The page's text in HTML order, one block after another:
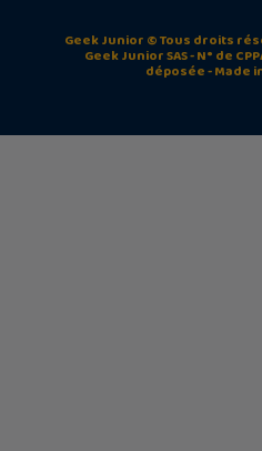
Geek Junior © Tous droits
Geek Junior SAS - N° de
déposée - Made